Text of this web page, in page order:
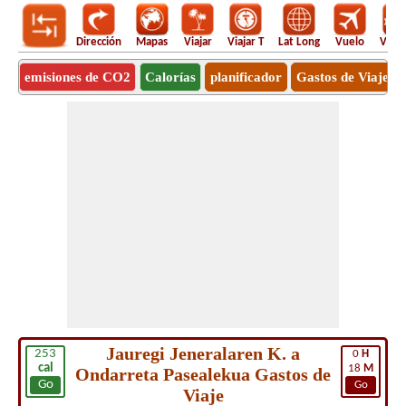
Dirección Mapas Viajar Viajar T Lat Long Vuelo
emisiones de CO2 Calorías planificador Gastos de Viaje
253
cal
Go
0 H
18 M
Go
Jauregi Jeneralaren K. a
Ondarreta Pasealekua Gastos de
Viaje